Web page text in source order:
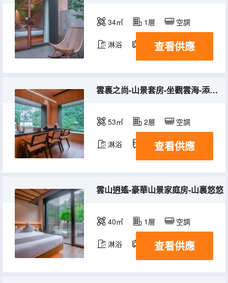
34㎡ 1層 空調
淋浴 電視機 冰箱
查看供應
雲裏之尚-山景套房-坐觀雲海-添眠按摩床墊
53㎡ 2層 空調
淋浴 冰箱查看供應
雲山逍遙-豪華山景家庭房-山裏悠悠
40㎡ 1層 空調
淋浴 電視機 冰箱
查看供應